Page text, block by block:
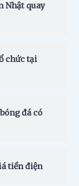
Nhật quay
chức tại
đá có
tiền điện